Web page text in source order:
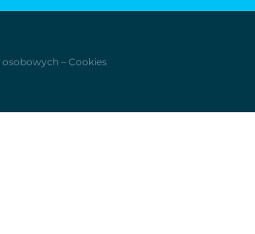
osobowych – Cookies